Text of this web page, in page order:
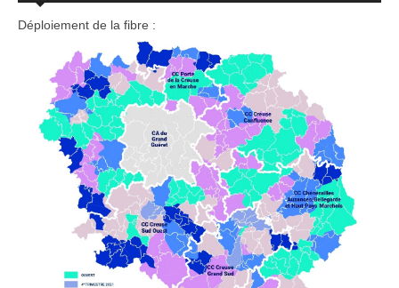
Déploiement de la fibre :